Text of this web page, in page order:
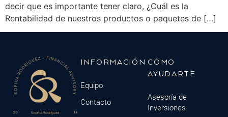
decir que es importante tener claro, ¿Cuál es la
Rentabilidad de nuestros productos o paquetes de […]
INFORMACIÓN
Equipo
Contacto
CÓMO
AYUDARTE
Asesoría de
Inversiones